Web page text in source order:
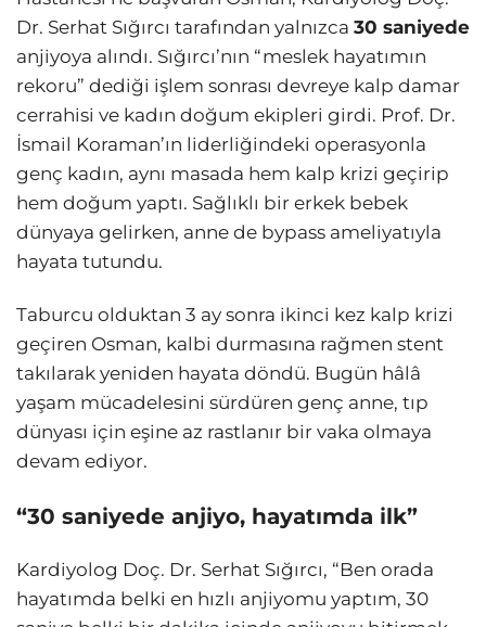
Dr. Serhat Sığırcı tarafından yalnızca 30 saniyede
anjiyoya alındı. Sığırcı’nın “meslek hayatımın
rekoru” dediği işlem sonrası devreye kalp damar
cerrahisi ve kadın doğum ekipleri girdi. Prof. Dr.
İsmail Koraman’ın liderliğindeki operasyonla
genç kadın, aynı masada hem kalp krizi geçirip
hem doğum yaptı. Sağlıklı bir erkek bebek
dünyaya gelirken, anne de bypass ameliyatıyla
hayata tutundu.
Taburcu olduktan 3 ay sonra ikinci kez kalp krizi
geçiren Osman, kalbi durmasına rağmen stent
takılarak yeniden hayata döndü. Bugün hâlâ
yaşam mücadelesini sürdüren genç anne, tıp
dünyası için eşine az rastlanır bir vaka olmaya
devam ediyor.
“30 saniyede anjiyo, hayatımda ilk”
Kardiyolog Doç. Dr. Serhat Sığırcı, “Ben orada
hayatımda belki en hızlı anjiyomu yaptım, 30